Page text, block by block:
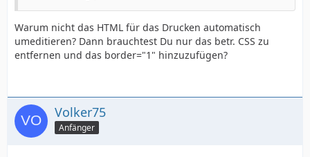
Warum nicht das HTML für das Drucken automatisch
umeditieren? Dann brauchtest Du nur das betr. CSS zu
entfernen und das border="1" hinzuzufügen?
Volker75
Anfänger